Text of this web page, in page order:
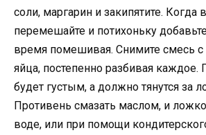
соли, маргарин и закипятите. Когда
перемешайте и потихоньку
время помешивая. Снимите смесь с
яйца, постепенно разбивая каждое.
будет густым, а должно тянутся за
Противень смазать маслом, и
воде, или при помощи